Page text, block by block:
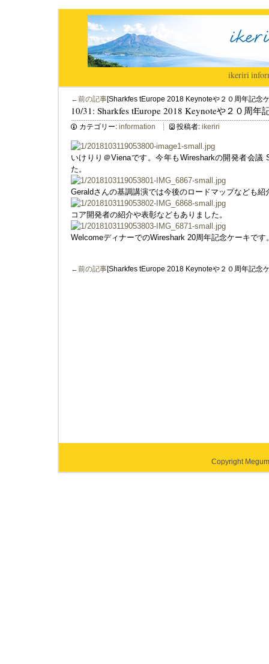
ikeriri|
←前の記事[Sharkfes tEurope 2018 Keynoteや２０周年記念
10/31: Sharkfes tEurope 2018 Keynoteや２０周年
カテゴリー: information 投稿者: ikeriri
いけりり＠Vienaです。今年もWiresharkの開発者会議
た。
Geraldさんの基調講演では今後のロードマップなども紹
コア開発者の紹介や表彰などもありました。
WelcomeディナーでのWireshark 20周年記念ケーキです
←前の記事[Sharkfes tEurope 2018 Keynoteや２０周年記念
Copyright